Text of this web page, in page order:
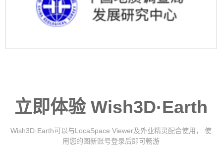
立即体验 Wish3D·Earth
Wish3D·Earth可以与LocaSpace Viewer及外业精灵配合使用， 使
用您的图新账号登录后即可畅游